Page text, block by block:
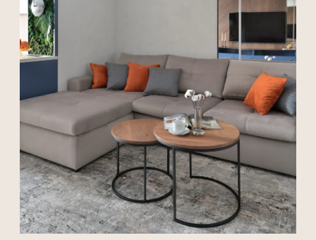
Мы воплощаем ваши мечты в реальность
— точно по визуализации.
Когда мы беремся за ремонт по нашему
дизайн-проекту, для нас важно не просто
«сделать красиво», а точно воплотить
задуманное. Мы стремимся, чтобы каждый
элемент интерьера был максимально
приближен к той самой визуализации,
которую вы одобрили на этапе
проектирования.
Почему это важно?
Визуализация — это не просто картинка.
Гармонично соединяем
в проектах эстетику,
функциональность, ресурсы
и возможности пространства